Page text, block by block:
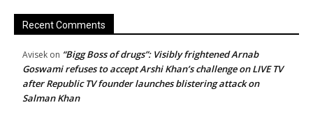
Recent Comments
Avisek on “Bigg Boss of drugs”: Visibly frightened Arnab
Goswami refuses to accept Arshi Khan’s challenge on LIVE TV
after Republic TV founder launches blistering attack on
Salman Khan